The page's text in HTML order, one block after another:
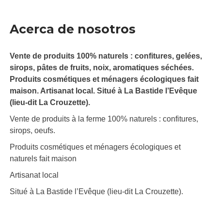
Acerca de nosotros
Vente de produits 100% naturels : confitures, gelées,
sirops, pâtes de fruits, noix, aromatiques séchées.
Produits cosmétiques et ménagers écologiques fait
maison. Artisanat local. Situé à La Bastide l’Evêque
(lieu-dit La Crouzette).
Vente de produits à la ferme 100% naturels : confitures,
sirops, oeufs.
Produits cosmétiques et ménagers écologiques et
naturels fait maison
Artisanat local
Situé à La Bastide l’Evêque (lieu-dit La Crouzette).